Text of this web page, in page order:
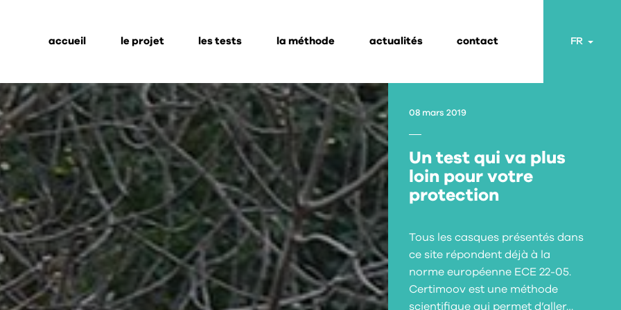
accueil le projet les tests la méthode actualités contact FR
08 mars 2019
Un test qui va plus
loin pour votre
protection
Tous les casques présentés dans
ce site répondent déjà à la
norme européenne ECE 22-05.
Certimoov est une méthode
scientifique qui permet d’aller…